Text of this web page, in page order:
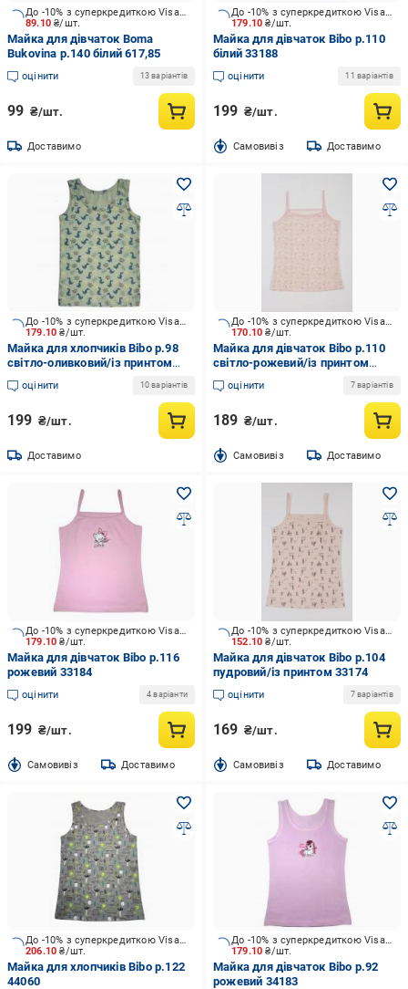
89.10₴/шт.
До -10% з суперкредиткою Visa Вигода
Майка для дівчаток Boma
Bukovina р.140 білий 617,85
оцінити 13 варіантів
99 ₴/шт.
Доставимо
179.10₴/шт.
До -10% з суперкредиткою Visa Вигода
Майка для дівчаток Bibo р.110
білий 33188
оцінити 11 варіантів
199 ₴/шт.
Cамовивіз Доставимо
179.10₴/шт.
До -10% з суперкредиткою Visa Вигода
Майка для хлопчиків Bibo р.98
світло-оливковий/із принтом
44052
оцінити 10 варіантів
199 ₴/шт.
Доставимо
170.10₴/шт.
До -10% з суперкредиткою Visa Вигода
Майка для дівчаток Bibo р.110
світло-рожевий/із принтом
33179
оцінити 7 варіантів
189 ₴/шт.
Cамовивіз Доставимо
179.10₴/шт.
До -10% з суперкредиткою Visa Вигода
Майка для дівчаток Bibo р.116
рожевий 33184
оцінити 4 варіанти
199 ₴/шт.
Cамовивіз Доставимо
152.10₴/шт.
До -10% з суперкредиткою Visa Вигода
Майка для дівчаток Bibo р.104
пудровий/із принтом 33174
оцінити 7 варіантів
169 ₴/шт.
Cамовивіз Доставимо
206.10₴/шт.
До -10% з суперкредиткою Visa Вигода
Майка для хлопчиків Bibo р.122
44060
179.10₴/шт.
До -10% з суперкредиткою Visa Вигода
Майка для дівчаток Bibo р.92
рожевий 34183